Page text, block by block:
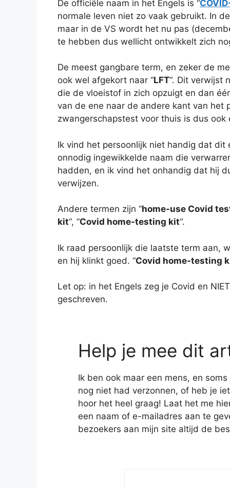
De officiële naam in het Engels is “
normale leven niet zo vaak gebruikt. In
maar in de VS wordt het nu pas
te hebben dus wellicht ontwikkelt zich
De meest gangbare term, en zeker de
ook wel afgekort naar “LFT“. Dit verwijst
die de vloeistof in zich opzuigt en dan
van de ene naar de andere kant van het
zwangerschapstest voor thuis is dus ook
Ik vind het persoonlijk niet handig dat
onnodig ingewikkelde naam die
hadden, en ik vind het onhandig dat hij
verwijzen.
Andere termen zijn “home-use Covid
kit“, “Covid home-testing kit“.
Ik raad persoonlijk die laatste term aan,
en hij klinkt goed. “Covid home-testing
Let op: in het Engels zeg je Covid en
geschreven.
Help je mee dit
Ik ben ook maar een mens, en
nog niet had verzonnen, of heb je
hoor het heel graag! Laat het me
een naam of e-mailadres aan te
bezoekers aan mijn site altijd de